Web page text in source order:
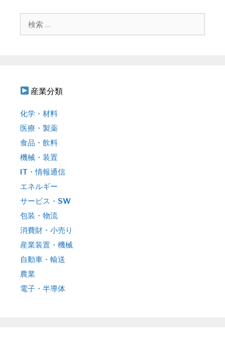
ョ
産業分類
化学・材料
医療・製薬
食品・飲料
機械・装置
IT・情報通信
エネルギー
サービス・SW
包装・物流
消費財・小売り
産業装置・機械
自動車・輸送
農業
電子・半導体